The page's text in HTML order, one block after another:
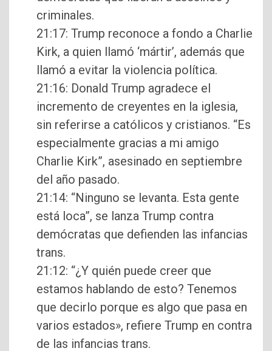
criminales.
21:17: Trump reconoce a fondo a Charlie
Kirk, a quien llamó ‘mártir’, además que
llamó a evitar la violencia política.
21:16: Donald Trump agradece el
incremento de creyentes en la iglesia,
sin referirse a católicos y cristianos. “Es
especialmente gracias a mi amigo
Charlie Kirk”, asesinado en septiembre
del año pasado.
21:14: “Ninguno se levanta. Esta gente
está loca”, se lanza Trump contra
demócratas que defienden las infancias
trans.
21:12: “¿Y quién puede creer que
estamos hablando de esto? Tenemos
que decirlo porque es algo que pasa en
varios estados», refiere Trump en contra
de las infancias trans.